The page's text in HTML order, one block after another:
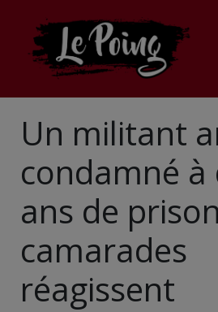
Un militant
condamné à
ans de
camarades
réagissent